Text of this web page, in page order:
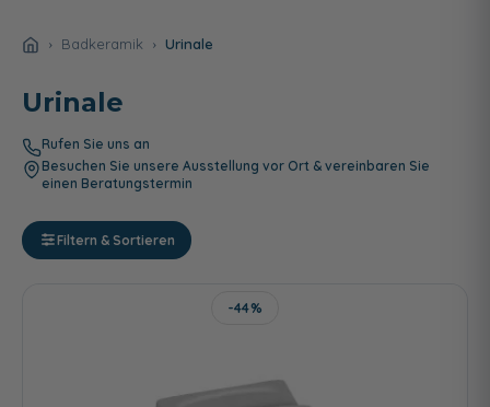
Badkeramik Urinale
Urinale
Rufen Sie uns an
Besuchen Sie unsere Ausstellung vor Ort & vereinbaren Sie
einen Beratungstermin
Filtern & Sortieren
-44%